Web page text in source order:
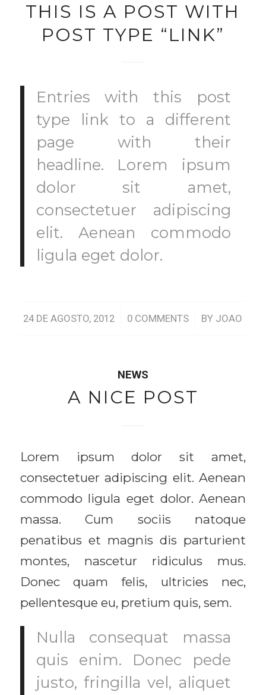
THIS IS A POST WITH
POST TYPE “LINK”
Entries with this post
type link to a different
page with their
headline. Lorem ipsum
dolor sit amet,
consectetuer adipiscing
elit. Aenean commodo
ligula eget dolor.
24 DE AGOSTO, 2012
/ 0 COMMENTS
/ BY JOAO
NEWS
A NICE POST
Lorem ipsum dolor sit amet,
consectetuer adipiscing elit. Aenean
commodo ligula eget dolor. Aenean
massa. Cum sociis natoque
penatibus et magnis dis parturient
montes, nascetur ridiculus mus.
Donec quam felis, ultricies nec,
pellentesque eu, pretium quis, sem.
Nulla consequat massa
quis enim. Donec pede
justo, fringilla vel, aliquet